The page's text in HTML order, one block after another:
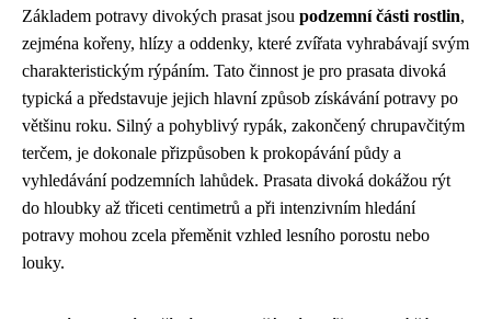
Základem potravy divokých prasat jsou podzemní části rostlin,
zejména kořeny, hlízy a oddenky, které zvířata vyhrabávají svým
charakteristickým rýpáním. Tato činnost je pro prasata divoká
typická a představuje jejich hlavní způsob získávání potravy po
většinu roku. Silný a pohyblivý rypák, zakončený chrupavčitým
terčem, je dokonale přizpůsoben k prokopávání půdy a
vyhledávání podzemních lahůdek. Prasata divoká dokážou rýt
do hloubky až třiceti centimetrů a při intenzivním hledání
potravy mohou zcela přeměnit vzhled lesního porostu nebo
louky.